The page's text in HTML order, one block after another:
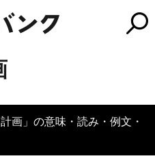
画」の意味・読み・例文・